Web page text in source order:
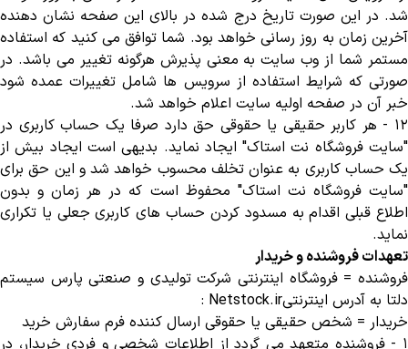
شد. در این صورت تاریخ درج شده در بالای این صفحه نشان دهنده
آخرین زمان به روز رسانی خواهد بود. شما توافق می کنید که استفاده
مستمر شما از وب سایت به معنی پذیرش هرگونه تغییر می باشد. در
صورتی که شرایط استفاده از سرویس ها شامل تغییرات عمده شود
خبر آن در صفحه اولیه سایت اعلام خواهد شد.
۱۲ - هر کاربر حقیقی یا حقوقی حق دارد صرفا یک حساب کاربری در
"سایت فروشگاه نت استاک" ایجاد نماید. بدیهی است ایجاد بیش از
یک حساب کاربری به عنوان تخلف محسوب خواهد شد و این حق برای
"سایت فروشگاه نت استاک" محفوظ است که در هر زمان و بدون
اطلاع قبلی اقدام به مسدود کردن حساب های کاربری جعلی یا تکراری
نماید.
تعهدات فروشنده و خریدار
فروشنده = فروشگاه اینترنتی شرکت تولیدی و صنعتی پارس سیستم
دلتا به آدرس اینترنتی: Netstock.ir
خریدار = شخص حقیقی یا حقوقی ارسال کننده فرم سفارش خرید
١ -فروشنده متعهد می گردد از اطلاعات شخصی و فردی خریدار، در